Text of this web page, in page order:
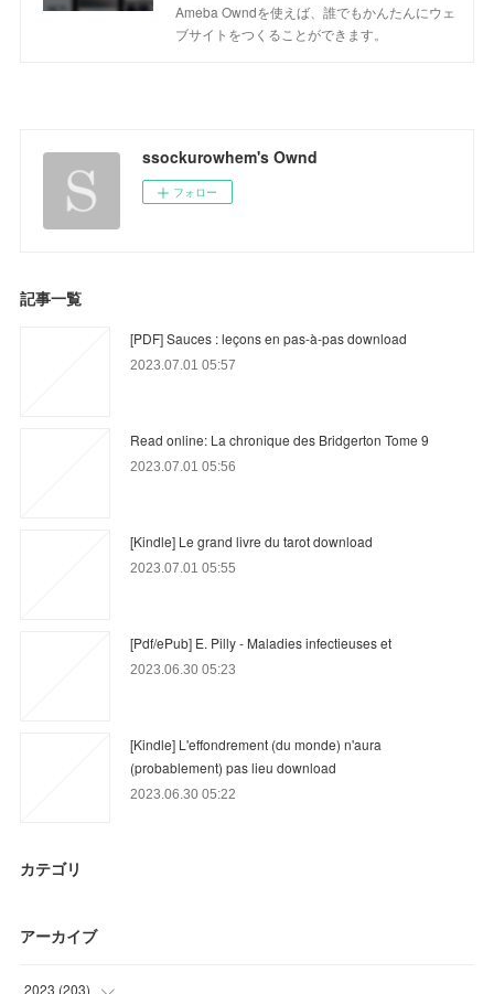
Ameba Owndを使えば、誰でもかんたんにウェ
ブサイトをつくることができます。
ssockurowhem's Ownd
フォロー
記事一覧
[PDF] Sauces : leçons en pas-à-pas download
2023.07.01 05:57
Read online: La chronique des Bridgerton Tome 9
2023.07.01 05:56
[Kindle] Le grand livre du tarot download
2023.07.01 05:55
[Pdf/ePub] E. Pilly - Maladies infectieuses et
2023.06.30 05:23
[Kindle] L'effondrement (du monde) n'aura
(probablement) pas lieu download
2023.06.30 05:22
カテゴリ
アーカイブ
2023 (203)